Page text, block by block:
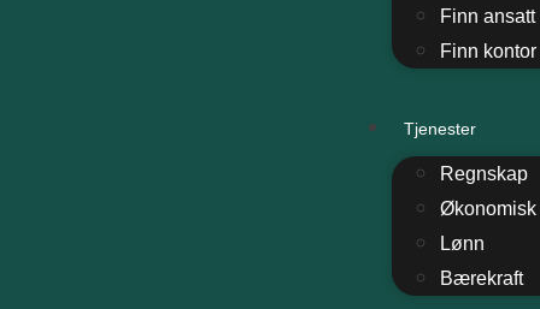
Finn ansatt
Finn kontor
Tjenester
Regnskap
Økonomisk
Lønn
Bærekraft